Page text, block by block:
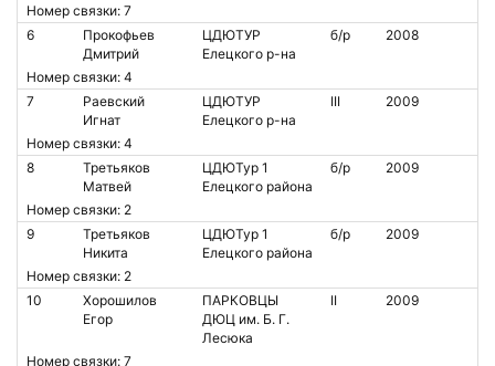
Номер связки: 7
6
Прокофьев
Дмитрий
ЦДЮТУР
Елецкого р-на
б/р 2008
Номер связки: 4
7
Раевский
Игнат
ЦДЮТУР
Елецкого р-на
III 2009
Номер связки: 4
8
Третьяков
Матвей
ЦДЮТур 1
Елецкого района
б/р 2009
Номер связки: 2
9
Третьяков
Никита
ЦДЮТур 1
Елецкого района
б/р 2009
Номер связки: 2
10
Хорошилов
Егор
ПАРКОВЦЫ
ДЮЦ им. Б. Г.
Лесюка
II 2009
Номер связки: 7